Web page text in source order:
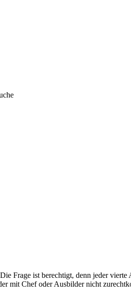
Frage ist berechtigt, denn jeder
mit Chef oder Ausbilder nicht